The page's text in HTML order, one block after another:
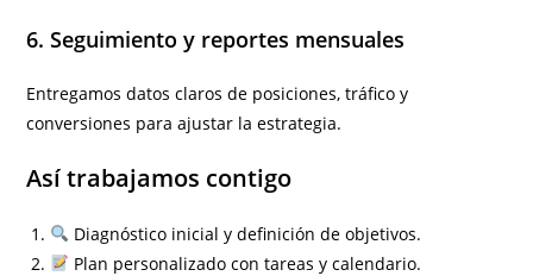
6. Seguimiento y reportes mensuales
Entregamos datos claros de posiciones, tráfico y
conversiones para ajustar la estrategia.
Así trabajamos contigo
Diagnóstico inicial y definición de objetivos.
Plan personalizado con tareas y calendario.